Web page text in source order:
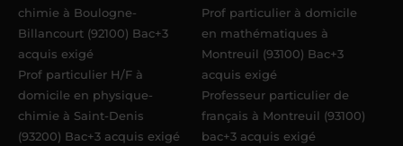
chimie à Boulogne-
Billancourt (92100) Bac+3
acquis exigé
Prof particulier H/F à
domicile en physique-
chimie à Saint-Denis
(93200) Bac+3 acquis exigé
Prof particulier à domicile
en mathématiques à
Montreuil (93100) Bac+3
acquis exigé
Professeur particulier de
français à Montreuil (93100)
bac+3 acquis exigé